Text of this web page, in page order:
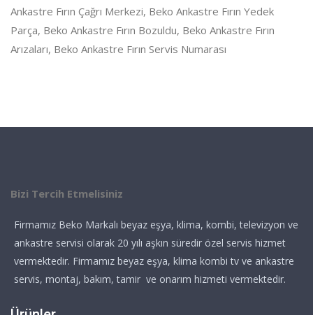
Ankastre Fırın Çağrı Merkezi, Beko Ankastre Fırın Yedek
Parça, Beko Ankastre Fırın Bozuldu, Beko Ankastre Fırın
Arızaları, Beko Ankastre Fırın Servis Numarası
Bizi Tercih Etmelisiniz
Firmamız Beko Markalı beyaz eşya, klima, kombi, televizyon ve
ankastre servisi olarak 20 yılı aşkın süredir özel servis hizmet
vermektedir. Firmamız beyaz eşya, klima kombi tv ve ankastre
servis, montaj, bakım, tamir ve onarım hizmeti vermektedir.